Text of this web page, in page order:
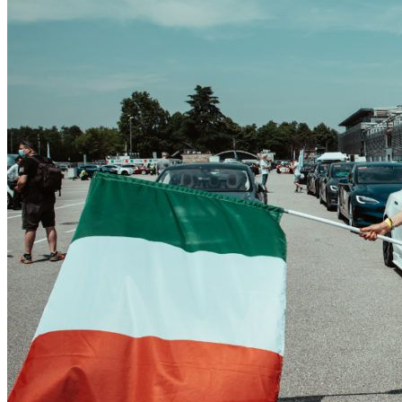
INTERAGIAMO!
DICONO DI NOI
NEWSLETTER